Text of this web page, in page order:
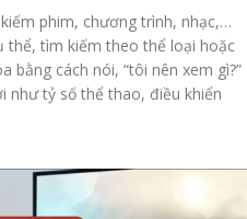
phim, chương trình, nhạc,…
thể, tìm kiếm theo thể loại hoặc
bằng cách nói, “tôi nên xem gì?”
như tỷ số thể thao, điều khiển